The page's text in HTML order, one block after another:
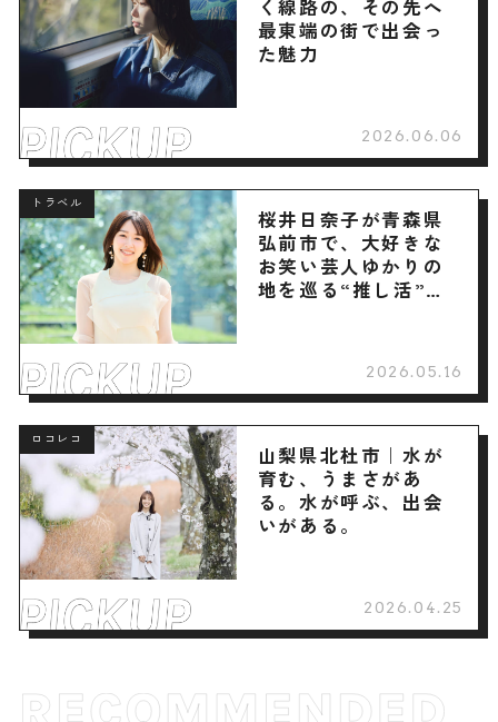
く線路の、その先へ
最東端の街で出会っ
た魅力
2026.06.06
トラベル
桜井日奈子が青森県
弘前市で、大好きな
お笑い芸人ゆかりの
地を巡る“推し活”旅
2026.05.16
ロコレコ
山梨県北杜市｜水が
育む、うまさがあ
る。水が呼ぶ、出会
いがある。
2026.04.25